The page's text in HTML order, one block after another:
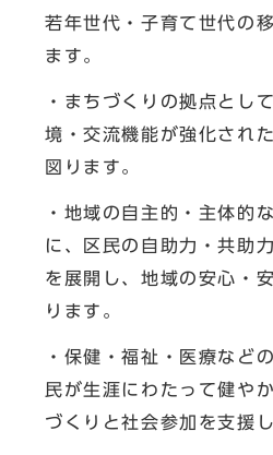
若年世代・子育て世代の
ます。
・まちづくりの拠点とし
境・交流機能が強化され
図ります。
・地域の自主的・主体的
に、区民の自助力・共助
を展開し、地域の安心・
ります。
・保健・福祉・医療など
民が生涯にわたって健や
づくりと社会参加を支援し